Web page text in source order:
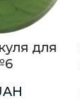
для